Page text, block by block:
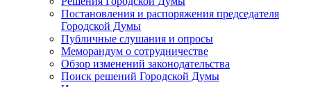
Постановления и распоряжения председателя
Городской Думы
Публичные слушания и опросы
Меморандум о сотрудничестве
Обзор изменений законодательства
Поиск решений Городской Думы